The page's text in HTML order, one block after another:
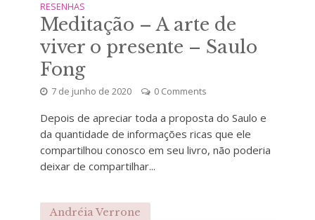
RESENHAS
Meditação – A arte de
viver o presente – Saulo
Fong
7 de junho de 2020 0 Comments
Depois de apreciar toda a proposta do Saulo e
da quantidade de informações ricas que ele
compartilhou conosco em seu livro, não poderia
deixar de compartilhar...
Andréia Verrone